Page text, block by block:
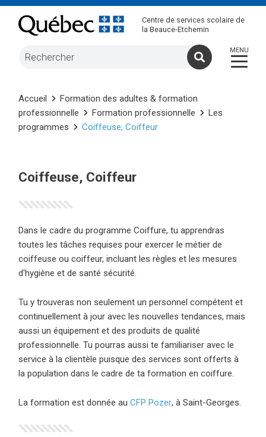
Centre de services scolaire de
la Beauce-Etchemin
Accueil
Formation des adultes & formation
professionnelle
Formation professionnelle
Les
programmes
Coiffeuse, Coiffeur
Coiffeuse, Coiffeur
Dans le cadre du programme Coiffure, tu apprendras
toutes les tâches requises pour exercer le métier de
coiffeuse ou coiffeur, incluant les règles et les mesures
d'hygiène et de santé sécurité.
Tu y trouveras non seulement un personnel compétent et
continuellement à jour avec les nouvelles tendances, mais
aussi un équipement et des produits de qualité
professionnelle. Tu pourras aussi te familiariser avec le
service à la clientèle puisque des services sont offerts à
la population dans le cadre de ta formation en coiffure.
La formation est donnée auCFP Pozer(ce lien ouvre dans une
, à Saint-Georges.